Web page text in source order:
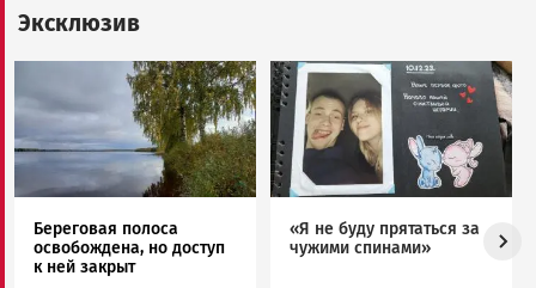
Эксклюзив
Береговая полоса
освобождена, но доступ
к ней закрыт
Image
«Я не буду прятаться за
чужими спинами»